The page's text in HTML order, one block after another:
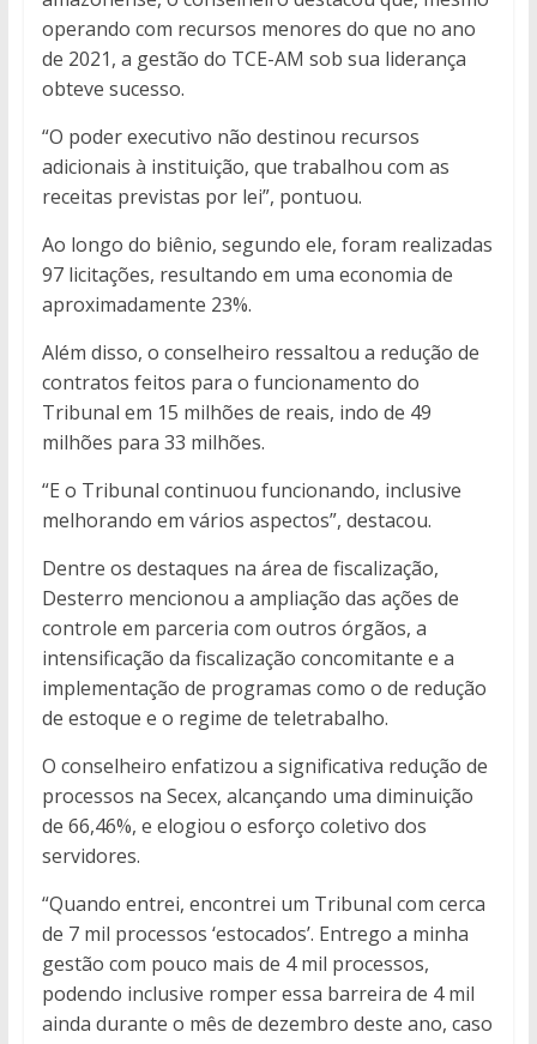
operando com recursos menores do que no ano
de 2021, a gestão do TCE-AM sob sua liderança
obteve sucesso.
“O poder executivo não destinou recursos
adicionais à instituição, que trabalhou com as
receitas previstas por lei”, pontuou.
Ao longo do biênio, segundo ele, foram realizadas
97 licitações, resultando em uma economia de
aproximadamente 23%.
Além disso, o conselheiro ressaltou a redução de
contratos feitos para o funcionamento do
Tribunal em 15 milhões de reais, indo de 49
milhões para 33 milhões.
“E o Tribunal continuou funcionando, inclusive
melhorando em vários aspectos”, destacou.
Dentre os destaques na área de fiscalização,
Desterro mencionou a ampliação das ações de
controle em parceria com outros órgãos, a
intensificação da fiscalização concomitante e a
implementação de programas como o de redução
de estoque e o regime de teletrabalho.
O conselheiro enfatizou a significativa redução de
processos na Secex, alcançando uma diminuição
de 66,46%, e elogiou o esforço coletivo dos
servidores.
“Quando entrei, encontrei um Tribunal com cerca
de 7 mil processos ‘estocados’. Entrego a minha
gestão com pouco mais de 4 mil processos,
podendo inclusive romper essa barreira de 4 mil
ainda durante o mês de dezembro deste ano, caso